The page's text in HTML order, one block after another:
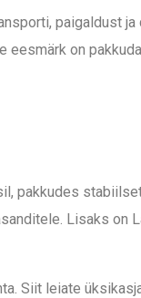
paigaldust
on
pakkudes
Lisaks on
Siit leiate